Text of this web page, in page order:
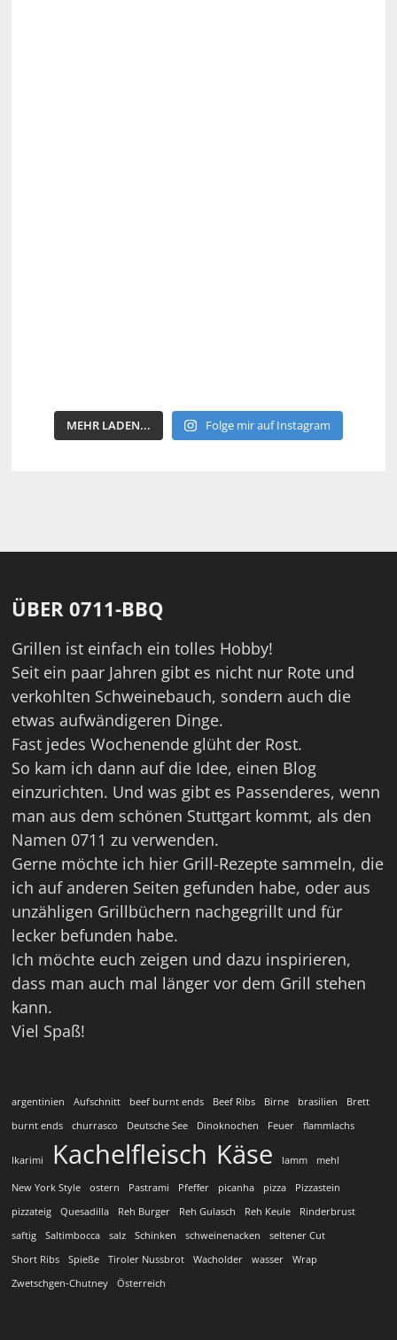
MEHR LADEN... Folge mir auf Instagram
ÜBER 0711-BBQ
Grillen ist einfach ein tolles Hobby!
Seit ein paar Jahren gibt es nicht nur Rote und
verkohlten Schweinebauch, sondern auch die
etwas aufwändigeren Dinge.
Fast jedes Wochenende glüht der Rost.
So kam ich dann auf die Idee, einen Blog
einzurichten. Und was gibt es Passenderes, wenn
man aus dem schönen Stuttgart kommt, als den
Namen 0711 zu verwenden.
Gerne möchte ich hier Grill-Rezepte sammeln, die
ich auf anderen Seiten gefunden habe, oder aus
unzähligen Grillbüchern nachgegrillt und für
lecker befunden habe.
Ich möchte euch zeigen und dazu inspirieren,
dass man auch mal länger vor dem Grill stehen
kann.
Viel Spaß!
argentinien Aufschnitt beef burnt ends Beef Ribs Birne brasilien
Brett
burnt ends
churrasco Deutsche See Dinoknochen Feuer flammlachs
Ikarimi Kachelfleisch Käse lamm mehl
New York Style ostern Pastrami Pfeffer picanha pizza
Pizzastein
pizzateig
Quesadilla Reh Burger Reh Gulasch Reh Keule
Rinderbrust
saftig
Saltimbocca salz Schinken schweinenacken
seltener Cut
Short Ribs
Spieße Tiroler Nussbrot Wacholder wasser
Wrap
Zwetschgen-Chutney
Österreich